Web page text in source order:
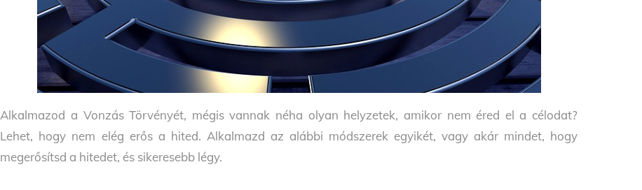
Alkalmazod a Vonzás Törvényét, mégis vannak néha olyan helyzetek, amikor nem éred el a célodat?
Lehet, hogy nem elég erős a hited. Alkalmazd az alábbi módszerek egyikét, vagy akár mindet, hogy
megerősítsd a hitedet, és sikeresebb légy.